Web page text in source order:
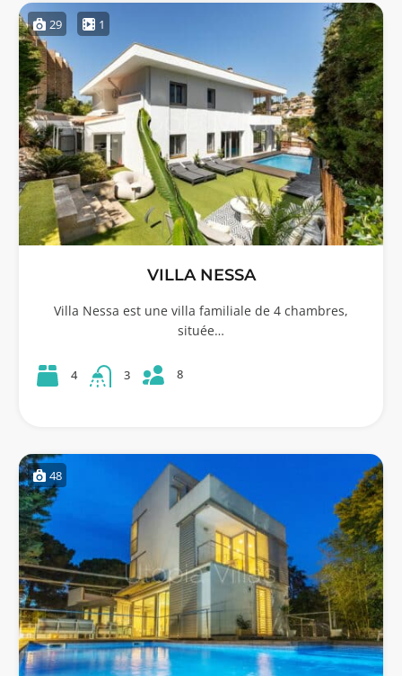
29 1
VILLA NESSA
Villa Nessa est une villa familiale de 4 chambres,
située…
4 3 8
48